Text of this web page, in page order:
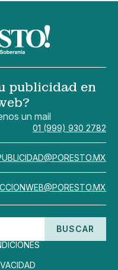
publicidad en
un mail
01 (999) 930 2782
BUSCAR